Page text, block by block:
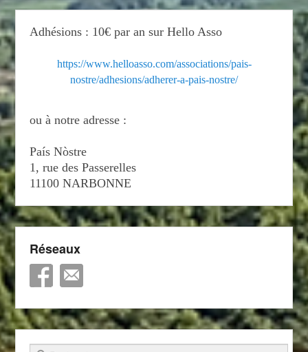
Adhésions : 10€ par an sur Hello Asso
https://www.helloasso.com/associations/pais-
nostre/adhesions/adherer-a-pais-nostre/
ou à notre adresse :
País Nòstre
1, rue des Passerelles
11100 NARBONNE
Réseaux